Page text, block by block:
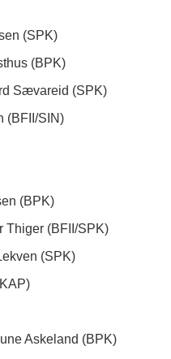
(SPK)
(BPK)
Sævareid (SPK)
(BFII/SIN)
(BPK)
Thiger (BFII/SPK)
(SPK)
Askeland (BPK)